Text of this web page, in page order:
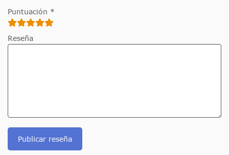
Puntuación *
Reseña
Publicar reseña